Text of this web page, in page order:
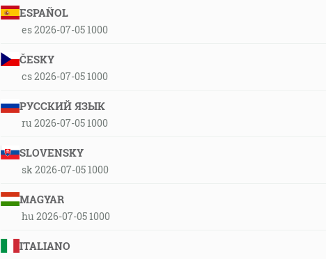
ESPAÑOL
es 2026-07-05 1000
ČESKY
cs 2026-07-05 1000
РУССКИЙ ЯЗЫК
ru 2026-07-05 1000
SLOVENSKY
sk 2026-07-05 1000
MAGYAR
hu 2026-07-05 1000
ITALIANO